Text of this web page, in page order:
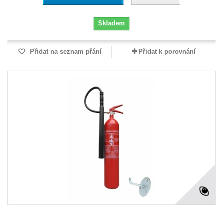
Skladem
Přidat na seznam přání Přidat k porovnání